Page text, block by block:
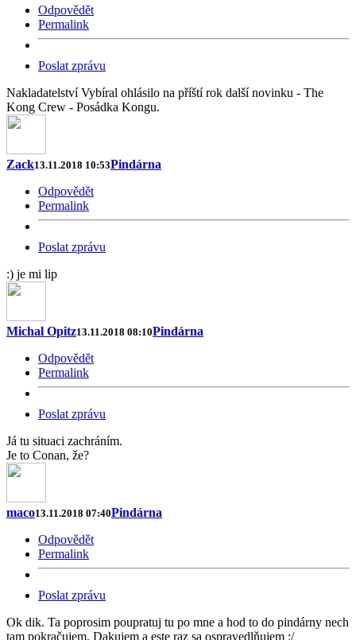
Odpovědět
Permalink
Poslat zprávu
Nakladatelství Vybíral ohlásilo na příští rok další novinku - The
Kong Crew - Posádka Kongu.
Zack13.11.2018 10:53Pindárna
Odpovědět
Permalink
Poslat zprávu
:) je mi lip
Michal Opitz13.11.2018 08:10Pindárna
Odpovědět
Permalink
Poslat zprávu
Já tu situaci zachráním.
Je to Conan, že?
maco13.11.2018 07:40Pindárna
Odpovědět
Permalink
Poslat zprávu
Ok dik. Ta poprosim poupratuj tu po mne a hod to do pindárny nech
tam pokračujem. Dakujem a este raz sa ospravedlňujem :/